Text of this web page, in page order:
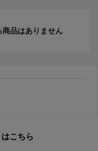
品はありません
こちら